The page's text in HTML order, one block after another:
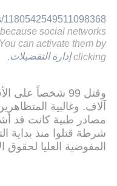
1180542549511098368
social networks
can activate them by
clicking إدارة التفضيلات
وقتل 99 شخصاً
آلاف. وغالبية
مصادر طبية كانت قد
شرطة قتلوا منذ
المفوضية العليا